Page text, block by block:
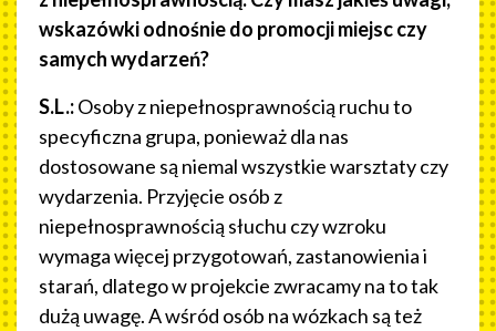
wskazówki odnośnie do promocji miejsc czy
samych wydarzeń?
S.L.:Osoby z niepełnosprawnością ruchu to
specyficzna grupa, ponieważ dla nas
dostosowane są niemal wszystkie warsztaty czy
wydarzenia. Przyjęcie osób z
niepełnosprawnością słuchu czy wzroku
wymaga więcej przygotowań, zastanowienia i
starań, dlatego w projekcie zwracamy na to tak
dużą uwagę. A wśród osób na wózkach są też